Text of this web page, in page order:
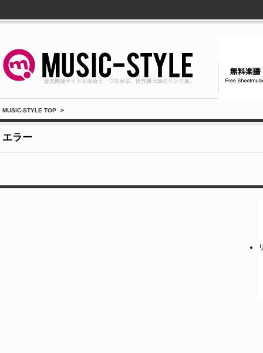
MUSIC-STYLE TOP >
エラー